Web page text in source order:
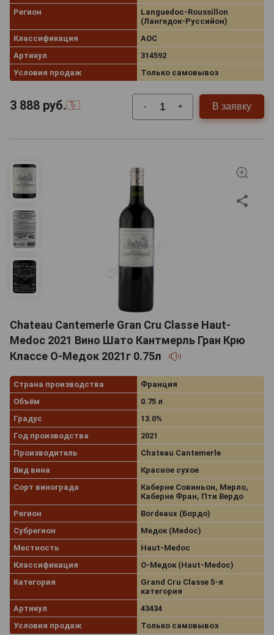
Регион
Languedoc-Roussillon
(Лангедок-Руссийон)
Классификация
AOC
Артикул
314592
Условия продаж
Только самовывоз
3 888 руб. - + В заявку
Chateau Cantemerle Gran Cru Classe Haut-
Medoc 2021 Вино Шато Кантмерль Гран Крю
Классе О-Медок 2021г 0.75л
Страна производства
Франция
Объём
0.75 л
Градус
13.0%
Год производства
2021
Производитель
Chateau Cantemerle
Вид вина
Красное сухое
Сорт винограда
Каберне Совиньон, Мерло,
Каберне Фран, Пти Вердо
Регион
Bordeaux (Бордо)
Субрегион
Медок (Medoc)
Местность
Haut-Medoc
Классификация
О-Медок (Haut-Medoc)
Категория
Grand Cru Classe 5-я
категория
Артикул
43434
Условия продаж
Только самовывоз